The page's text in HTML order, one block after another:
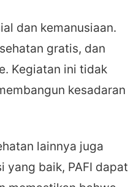
dan kemanusiaan.
gratis, dan
Kegiatan ini tidak
kesadaran
lainnya juga
yang baik, PAFI dapat